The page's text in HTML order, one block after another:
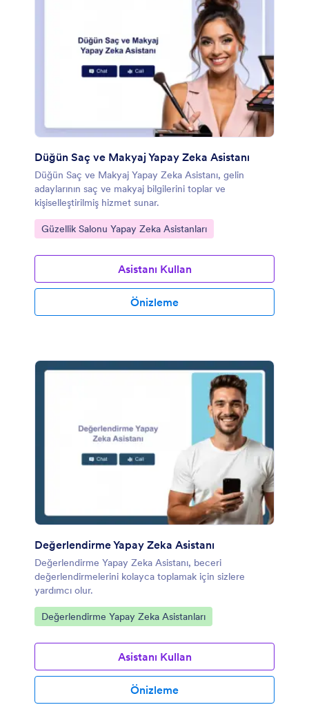
Düğün Saç ve Makyaj Yapay Zeka Asistanı
Düğün Saç ve Makyaj Yapay Zeka Asistanı, gelin
adaylarının saç ve makyaj bilgilerini toplar ve
kişiselleştirilmiş hizmet sunar.
Kategoriye git:
Güzellik Salonu Yapay Zeka Asistanları
Asistanı Kullan
Önizleme
Değerlendirme Yapay Zeka Asistanı
Değerlendirme Yapay Zeka Asistanı, beceri
değerlendirmelerini kolayca toplamak için sizlere
yardımcı olur.
Kategoriye git:
Değerlendirme Yapay Zeka Asistanları
Asistanı Kullan
Önizleme